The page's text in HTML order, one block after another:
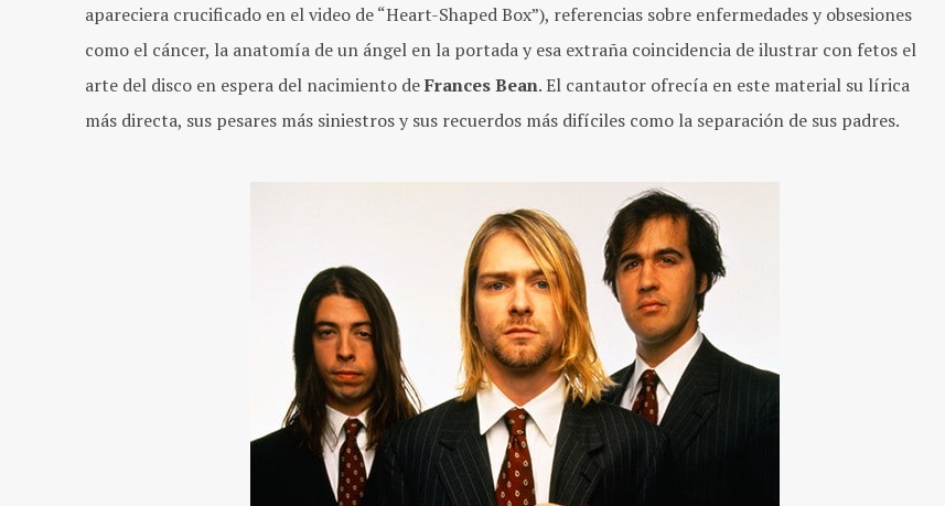
apareciera crucificado en el video de “Heart-Shaped Box”), referencias sobre enfermedades y obsesiones
como el cáncer, la anatomía de un ángel en la portada y esa extraña coincidencia de ilustrar con fetos el
arte del disco en espera del nacimiento deFrances Bean. El cantautor ofrecía en este material su lírica
más directa, sus pesares más siniestros y sus recuerdos más difíciles como la separación de sus padres.